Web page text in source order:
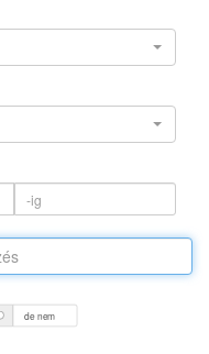
de nem